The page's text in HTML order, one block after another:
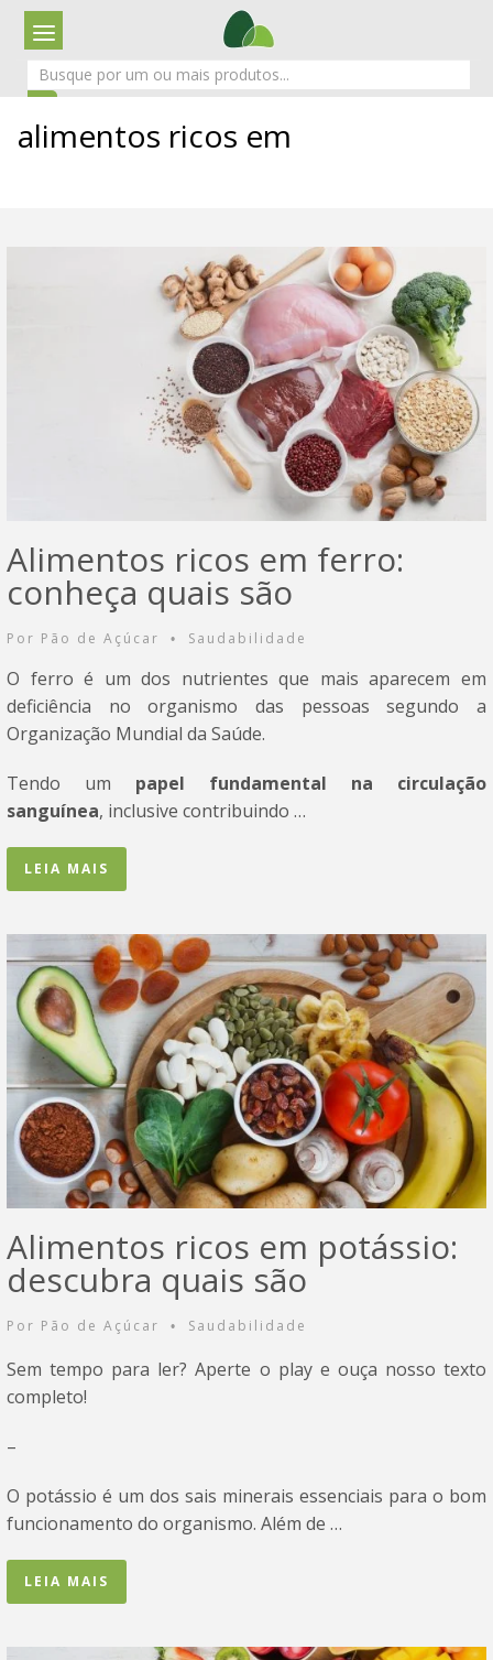
alimentos ricos em
Alimentos ricos em ferro:
conheça quais são
Por Pão de Açúcar • Saudabilidade
O ferro é um dos nutrientes que mais aparecem em
deficiência no organismo das pessoas segundo a
Organização Mundial da Saúde.
Tendo um papel fundamental na circulação
sanguínea, inclusive contribuindo …
LEIA MAIS
Alimentos ricos em potássio:
descubra quais são
Por Pão de Açúcar • Saudabilidade
Sem tempo para ler? Aperte o play e ouça nosso texto
completo!
–
O potássio é um dos sais minerais essenciais para o bom
funcionamento do organismo. Além de …
LEIA MAIS